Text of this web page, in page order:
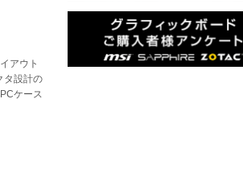
アウト
タ設計の
ケース